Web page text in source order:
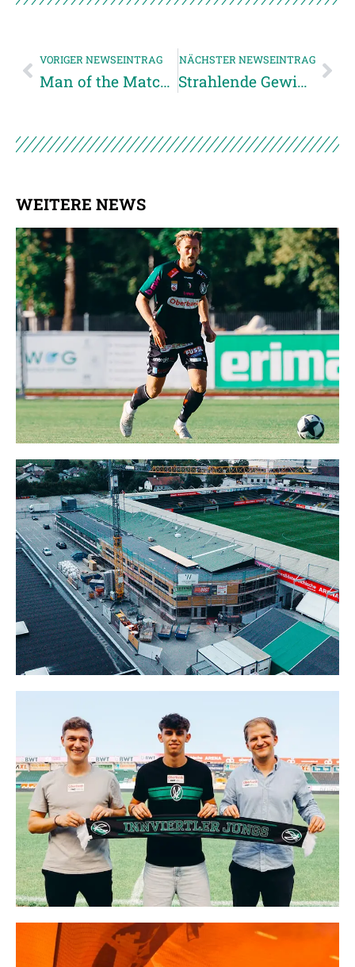
VORIGER NEWSEINTRAG
Man of the Match: Robert ZULJ
NÄCHSTER NEWSEINTRAG
Strahlende Gewinner beim Jahr-100-Gewinnspiel
WEITERE NEWS